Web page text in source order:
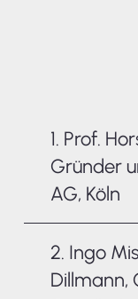
1. Prof.
Gründer
AG, Köln
2. Ingo
Dillmann,